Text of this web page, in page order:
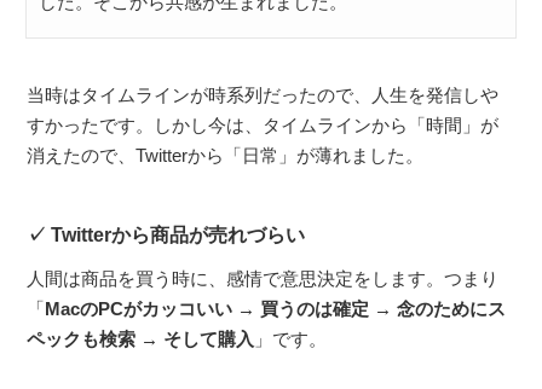
当時はタイムラインが時系列だったので、人生を発信しや
すかったです。しかし今は、タイムラインから「時間」が
消えたので、Twitterから「日常」が薄れました。
Twitterから商品が売れづらい
人間は商品を買う時に、感情で意思決定をします。つまり
「MacのPCがカッコいい → 買うのは確定 → 念のためにス
ペックも検索 → そして購入 」です。